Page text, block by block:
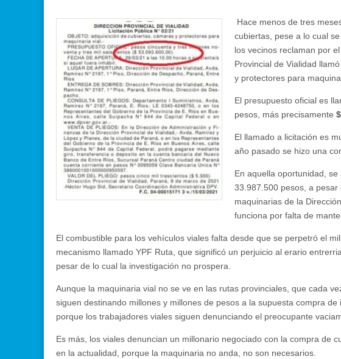
Hace menos de tres
cubiertas, pese a lo cual
los vecinos reclaman por
Provincial de Vialidad
y protectores para
El presupuesto oficial es
pesos, más precisamente
El llamado a licitación es
año pasado se hizo una
En aquella oportunidad,
33.987.500 pesos, a
maquinarias de la
funciona por falta de
El combustible para los vehículos viales falta desde que se perpetró el
mecanismo llamado YPF Ruta, que significó un perjuicio al erario
pesar de lo cual la investigación no prospera.
Aunque la maquinaria vial no se ve en las rutas provinciales, que cada
siguen destinando millones y millones de pesos a la supuesta compra de
porque los trabajadores viales siguen denunciando el preocupante
Es más, los viales denuncian un millonario negociado con la compra de
en la actualidad, porque la maquinaria no anda, no son necesarios.